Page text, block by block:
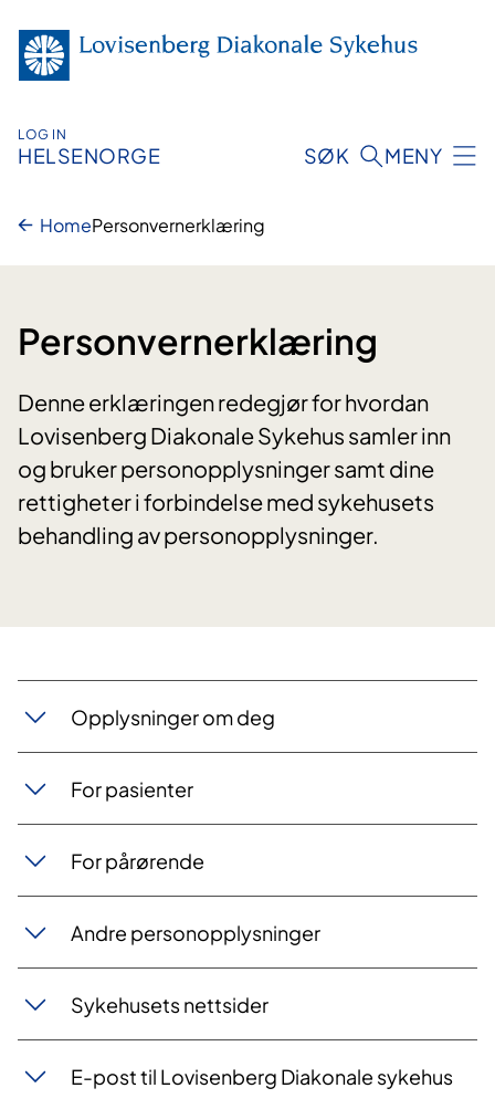
innhold
LOG IN
HELSENORGE SØK MENY
HomePersonvernerklæring
Personvernerklæring
Denne erklæringen redegjør for hvordan
Lovisenberg Diakonale Sykehus samler inn
og bruker personopplysninger samt dine
rettigheter i forbindelse med sykehusets
behandling av personopplysninger.
Opplysninger om deg
For pasienter
For pårørende
Andre personopplysninger
Sykehusets nettsider
E-post til Lovisenberg Diakonale sykehus